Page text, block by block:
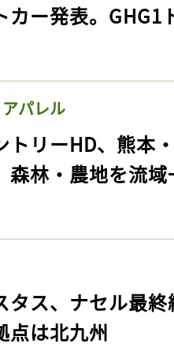
カー発表。GHG1
パレル
トリーHD、熊本
森林・農地を流
タス、ナセル最
点は北九州